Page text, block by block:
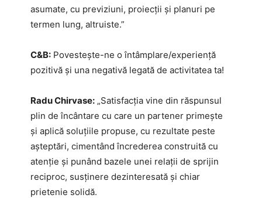
asumate, cu previziuni, proiecții și planuri pe
termen lung, altruiste.”
C&B: Povestește-ne o întâmplare/experiență
pozitivă și una negativă legată de activitatea ta!
Radu Chirvase: „Satisfacția vine din răspunsul
plin de încântare cu care un partener primește
și aplică soluțiile propuse, cu rezultate peste
așteptări, cimentând încrederea construită cu
atenție și punând bazele unei relații de sprijin
reciproc, susținere dezinteresată și chiar
prietenie solidă.